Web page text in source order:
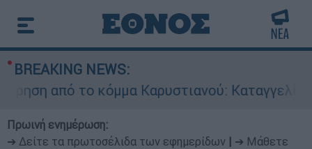
BREAKING NEWS:
από το κόμμα Καρυστιανού: Καταγγελίες
Πρωινή ενημέρωση:
➔ Δείτε τα πρωτοσέλιδα των εφημερίδων
➔ Μάθετε